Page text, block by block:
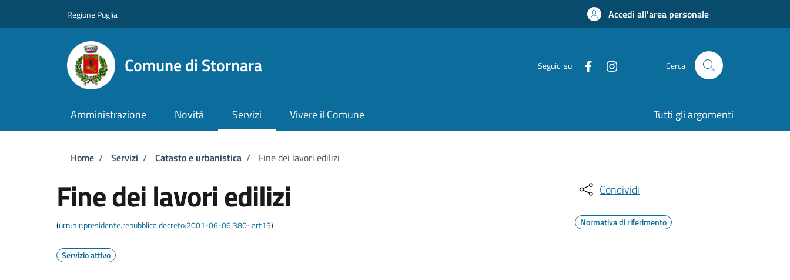
Regione Puglia Accedi all'area personale
Comune di Stornara Seguici su Cerca
Amministrazione Novità Servizi Vivere il Comune Tutti gli argomenti
Briciole di pane
Home / Servizi / Catasto e urbanistica / Fine dei lavori edilizi
Fine dei lavori edilizi
(urn:nir:presidente.repubblica:decreto:2001-06-06;380~art15)
Servizio attivo
Condividi
Normativa di riferimento